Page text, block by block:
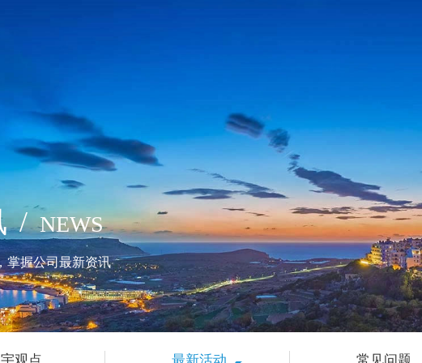
/ NEWS
掌握公司最新资讯